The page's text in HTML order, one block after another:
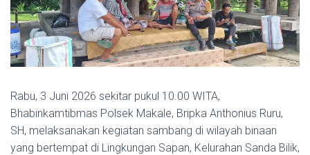
Rabu, 3 Juni 2026 sekitar pukul 10.00 WITA,
Bhabinkamtibmas Polsek Makale, Bripka Anthonius Ruru,
SH, melaksanakan kegiatan sambang di wilayah binaan
yang bertempat di Lingkungan Sapan, Kelurahan Sanda Bilik,